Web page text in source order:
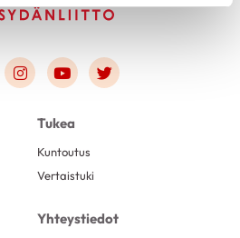
to facebook
Link to instagram
Link to youtube
Link to twitter
Tukea
Kuntoutus
Vertaistuki
Yhteystiedot